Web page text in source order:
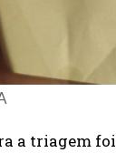
a triagem